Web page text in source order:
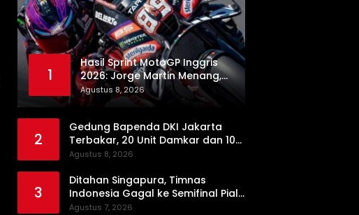
1
Hasil Sprint MotoGP Inggris
2026: Jorge Martin Menang,
Aprilia Sapu Bersih Podium
Agustus 8, 2026
2
Gedung Bapenda DKI Jakarta
Terbakar, 20 Unit Damkar dan 100
Personel Dikerahkan
Agustus 8, 2026
3
Ditahan Singapura, Timnas
Indonesia Gagal ke Semifinal Piala
AFF 2026
Agustus 7, 2026